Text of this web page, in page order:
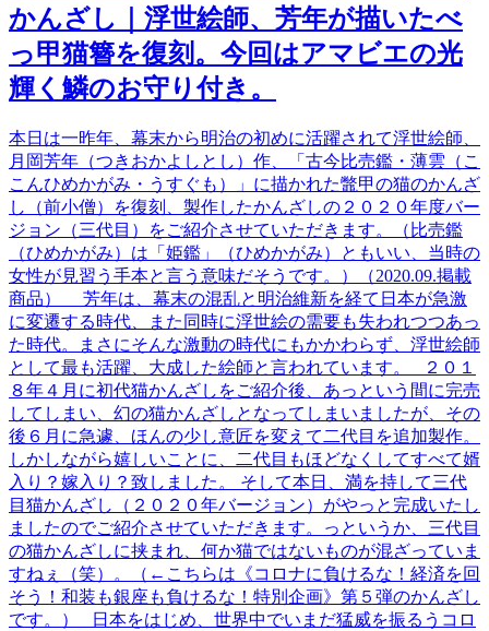
かんざし｜浮世絵師、芳年が描いたべ
っ甲猫簪を復刻。今回はアマビエの光
輝く鱗のお守り付き。
本日は一昨年、幕末から明治の初めに活躍されて浮世絵師、
月岡芳年（つきおかよしとし）作、「古今比売鑑・薄雲（こ
こんひめかがみ・うすぐも）」に描かれた鼈甲の猫のかんざ
し（前小僧）を復刻、製作したかんざしの２０２０年度バー
ジョン（三代目）をご紹介させていただきます。（比売鑑
（ひめかがみ）は「姫鑑」（ひめかがみ）ともいい、当時の
女性が見習う手本と言う意味だそうです。）（2020.09.掲載
商品） 芳年は、幕末の混乱と明治維新を経て日本が急激
に変遷する時代、また同時に浮世絵の需要も失われつつあっ
た時代。まさにそんな激動の時代にもかかわらず、浮世絵師
として最も活躍、大成した絵師と言われています。 ２０１
８年４月に初代猫かんざしをご紹介後、あっという間に完売
してしまい、幻の猫かんざしとなってしまいましたが、その
後６月に急遽、ほんの少し意匠を変えて二代目を追加製作。
しかしながら嬉しいことに、二代目もほどなくしてすべて婿
入り？嫁入り？致しました。 そして本日、満を持して三代
目猫かんざし（２０２０年バージョン）がやっと完成いたし
ましたのでご紹介させていただきます。っというか、三代目
の猫かんざしに挟まれ、何か猫ではないものが混ざっていま
すねぇ（笑）。（←こちらは《コロナに負けるな！経済を回
そう！和装も銀座も負けるな！特別企画》第５弾のかんざし
です。） 日本をはじめ、世界中でいまだ猛威を振るうコロ